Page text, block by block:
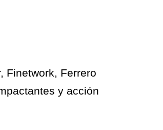
Finetwork, Ferrero
y acción